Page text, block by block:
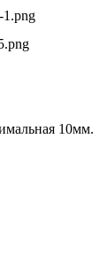
10мм.